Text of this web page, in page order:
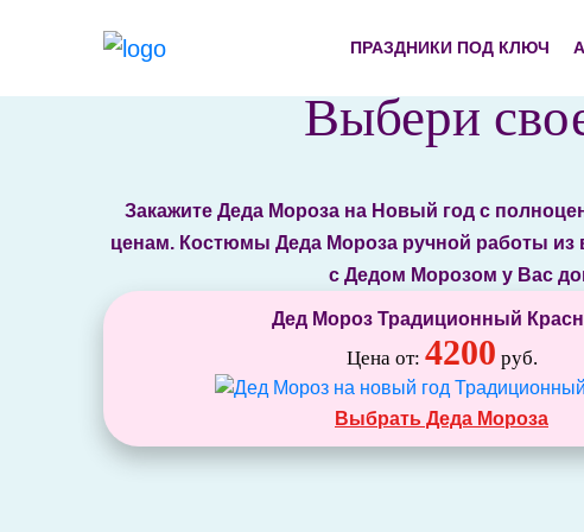
ПРАЗДНИКИ ПОД КЛЮЧ
Выбери
Закажите Деда Мороза на Новый год с
ценам. Костюмы Деда Мороза ручной работы из
с Дедом Морозом у Вас
Дед Мороз Традиционный
Цена от: 4200 руб.
Выбрать Деда Мороза